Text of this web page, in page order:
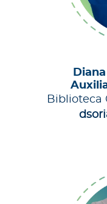
Biblioteca